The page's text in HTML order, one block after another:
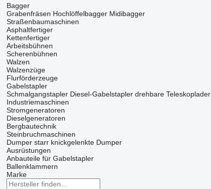
Bagger
Grabenfräsen Hochlöffelbagger Midibagger
Straßenbaumaschinen
Asphaltfertiger
Kettenfertiger
Arbeitsbühnen
Scherenbühnen
Walzen
Walzenzüge
Flurförderzeuge
Gabelstapler
Schmalgangstapler Diesel-Gabelstapler drehbare Teleskoplader
Industriemaschinen
Stromgeneratoren
Dieselgeneratoren
Bergbautechnik
Steinbruchmaschinen
Dumper starr knickgelenkte Dumper
Ausrüstungen
Anbauteile für Gabelstapler
Ballenklammern
Marke